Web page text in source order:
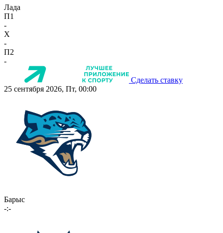
Лада
П1
-
X
-
П2
-
Сделать ставку
25 сентября 2026, Пт, 00:00
Барыс
-:-